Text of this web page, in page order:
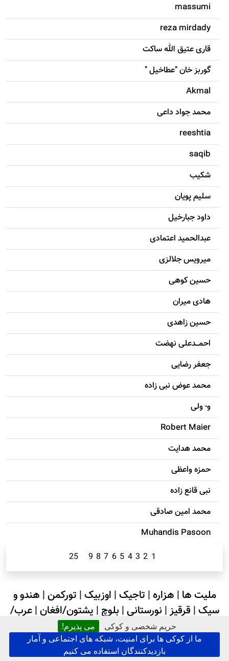
حریم شخصی و کوکی
می پذیرم!
ما از کوکی ها برای امنیت، شبکه های اجتماعی و آمار
بازدیدکنندگان استفاده می کنیم
massumi
reza mirdady
قاری عتیق الله ساکت
گوربز خان "عطاخیل "
Akmal
محمد جواد داعی
reeshtia
saqib
شکيب
سليم پویان
داود جبارخیل
عبدالحمید اعتمادی
میرویس جلالزی
حسين کوهی
هادی ميران
حسين زاهدی
احمـــدعلی نهضت
جعفر رضایی
محمد عوض نبی زاده
و- ولی
Robert Maier
محمد هدایت
حمزه واعظی
نبی قانع زاده
محمد امين صادقی
Muhandis Pasoon
1
2
3
4
5
6
7
8
9
25
ملیت ها | هزاره| تاجیک| اوزبیک| تورکمن| هندو و
سیک| قرقیز| نورستانی| بلوچ | پشتون/افغان|عرب/
سادات
جستجو در کابل پرس